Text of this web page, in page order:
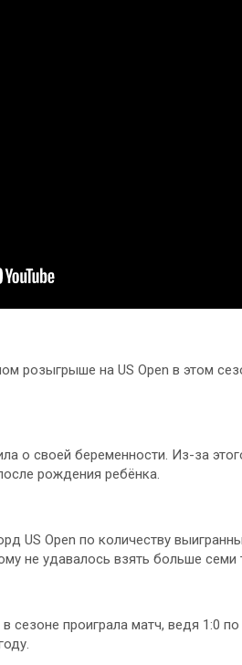
розыгрыше на US Open в этом
о своей беременности. Из-за
рождения ребёнка.
US Open по количеству
не удавалось взять больше семи
проиграла матч, ведя 1:0